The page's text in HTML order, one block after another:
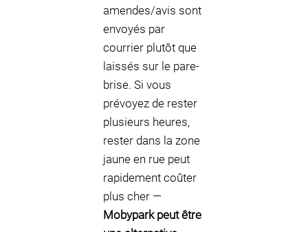
amendes/avis sont
envoyés par
courrier plutôt que
laissés sur le pare-
brise. Si vous
prévoyez de rester
plusieurs heures,
rester dans la zone
jaune en rue peut
rapidement coûter
plus cher —
Mobypark peut être